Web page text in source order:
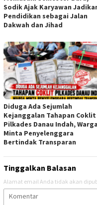
Sodik Ajak Karyawan
Pendidikan sebagai Jalan
Dakwah dan Jihad
Diduga Ada Sejumlah
Kejanggalan Tahapan Coklit
Pilkades Danau Indah, Warga
Minta Penyelenggara
Bertindak Transparan
Tinggalkan Balasan
Alamat email Anda tidak akan